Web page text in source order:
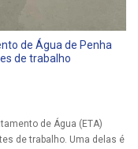
de Água de Penha
de trabalho
de Água (ETA)
de trabalho. Uma delas é